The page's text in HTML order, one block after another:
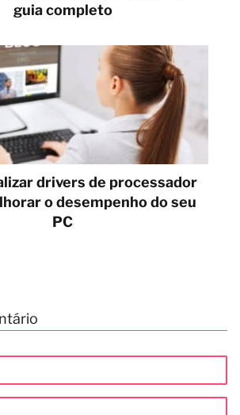
guia completo
drivers de processador
o desempenho do seu
PC